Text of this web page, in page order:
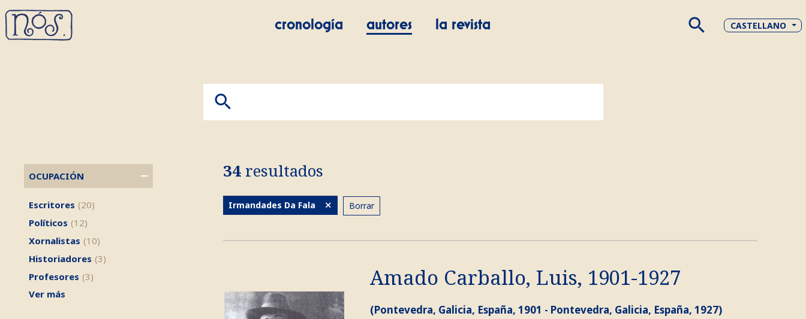
cronología autores la revista search CASTELLANO
OCUPACIÓN
Escritores (20)
Políticos (12)
Xornalistas (10)
Historiadores (3)
Profesores (3)
Ver más
34 resultados
Irmandades Da Fala Borrar
Amado Carballo, Luis, 1901-1927
(Pontevedra, Galicia, España, 1901 - Pontevedra, Galicia, España, 1927)